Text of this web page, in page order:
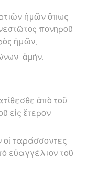
ἡμῶν ὅπως
πονηροῦ
ἡμῶν,
ἀμήν.
ἀπὸ τοῦ
εἰς ἕτερον
οἱ ταράσσοντες
εὐαγγέλιον τοῦ